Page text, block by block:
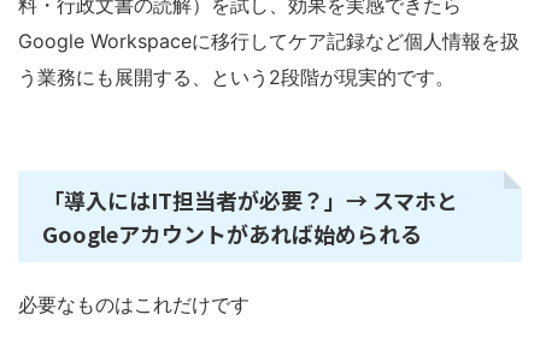
料・行政文書の読解）を試し、効果を実感できたら
Google Workspaceに移行してケア記録など個人情報を扱
う業務にも展開する、という2段階が現実的です。
「導入にはIT担当者が必要？」→ スマホと
Googleアカウントがあれば始められる
必要なものはこれだけです